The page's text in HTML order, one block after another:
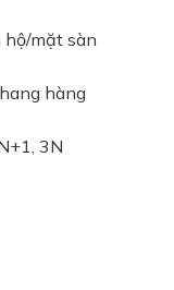
mặt sàn
hàng
3N